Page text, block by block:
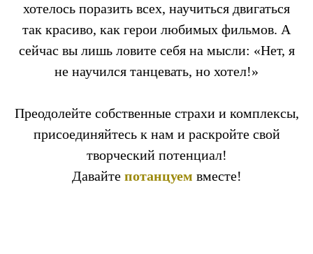
хотелось поразить всех, научиться двигаться
так красиво, как герои любимых фильмов. А
сейчас вы лишь ловите себя на мысли: «Нет, я
не научился танцевать, но хотел!»
Преодолейте собственные страхи и комплексы,
присоединяйтесь к нам и раскройте свой
творческий потенциал!
Давайте потанцуем вместе!